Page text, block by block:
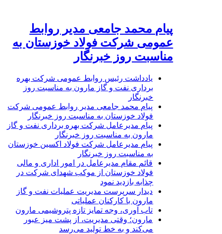
پیام محمد جامعی مدیر روابط
عمومی شرکت فولاد خوزستان به
مناسبت روز خبرنگار
یادداشت رئیس روابط عمومی شرکت بهره
برداری نفت و گاز مارون به مناسبت روز
خبرنگار
پیام محمد جامعی مدیر روابط عمومی شرکت
فولاد خوزستان به مناسبت روز خبرنگار
پیام مدیرعامل شرکت بهره برداری نفت و گاز
مارون به مناسبت روز خبرنگار
پیام مدیرعامل شرکت فولاد اکسین خوزستان
به مناسبت روز خبرنگار
قائم مقام مدیرعامل در امور اداری و مالی
فولاد خوزستان از موکب شهدای شرکت در
چذابه بازدید نمود
دیدار سرپرست مدیریت عملیات نفت و گاز
مارون با کارکنان عملیاتی
تاب آوری، وجه تمایز تازه پتروشیمی مارون
مارون؛ وقتی مدیریت، از پشت میز عبور
می‌کند و به خط تولید می‌رسد